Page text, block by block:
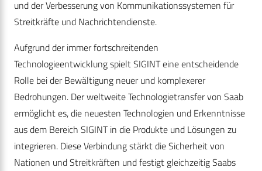
und der Verbesserung von Kommunikationssystemen für
Streitkräfte und Nachrichtendienste.
Aufgrund der immer fortschreitenden
Technologieentwicklung spielt SIGINT eine entscheidende
Rolle bei der Bewältigung neuer und komplexerer
Bedrohungen. Der weltweite Technologietransfer von Saab
ermöglicht es, die neuesten Technologien und Erkenntnisse
aus dem Bereich SIGINT in die Produkte und Lösungen zu
integrieren. Diese Verbindung stärkt die Sicherheit von
Nationen und Streitkräften und festigt gleichzeitig Saabs